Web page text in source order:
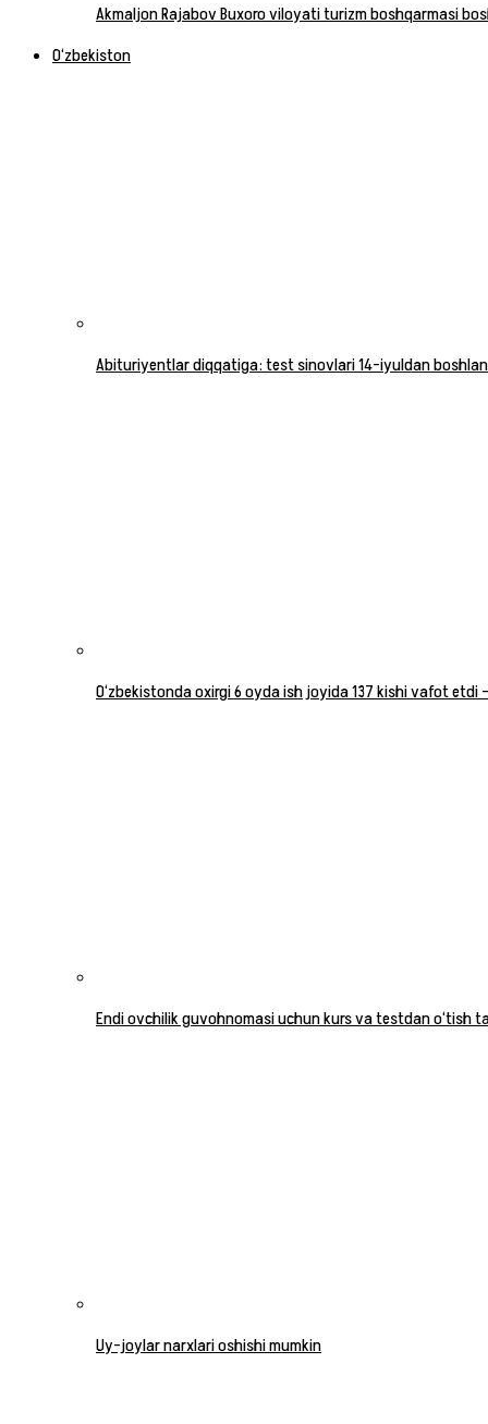
Akmaljon Rajabov Buxoro viloyati turizm boshqarmasi
O‘zbekiston
Abituriyentlar diqqatiga: test sinovlari 14-iyuldan
O‘zbekistonda oxirgi 6 oyda ish joyida 137 kishi vafot
Endi ovchilik guvohnomasi uchun kurs va testdan o‘tish
Uy-joylar narxlari oshishi mumkin